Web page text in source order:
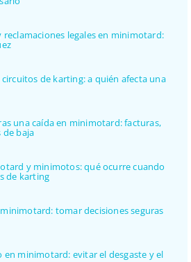
reclamaciones legales en minimotard:
de karting: a quién afecta una
una caída en minimotard: facturas,
baja
y minimotos: qué ocurre cuando
de karting
tomar decisiones seguras
en minimotard: evitar el desgaste y el